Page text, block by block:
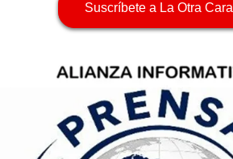
Suscríbete a La Otra Cara